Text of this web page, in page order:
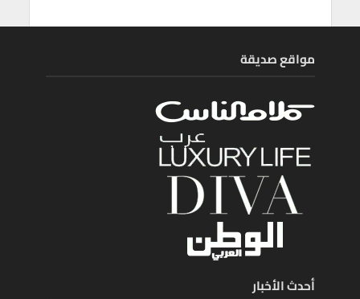
مواقع صديقة
أحدث الأخبار